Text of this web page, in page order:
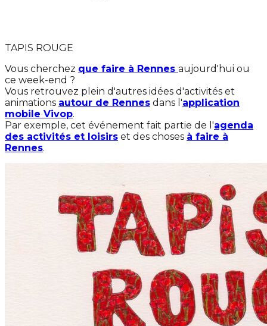
TAPIS ROUGE
Vous cherchez que faire à Rennes aujourd'hui ou
ce week-end ?
Vous retrouvez plein d'autres idées d'activités et
animations autour de Rennes dans l'application
mobile Vivop.
Par exemple, cet événement fait partie de l'agenda
des activités et loisirs et des choses à faire à
Rennes.